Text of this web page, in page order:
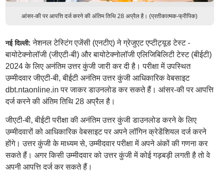
आंसर-की पर आपत्ति दर्ज करने की अंतिम तिथि 28 अप्रैल है। (प्रतीकात्मक-फ्रीपिक)
नई दिल्ली:नेशनल टेस्टिंग एजेंसी (एनटीए) ने ग्रेजुएट एप्टीट्यूड टेस्ट -
बायोटेक्नोलॉजी (जीएटी-बी) और बायोटेक्नोलॉजी एलिजिबिलिटी टेस्ट (बीईटी)
2024 के लिए अनंतिम उत्तर कुंजी जारी कर दी है। परीक्षा में उपस्थित
उम्मीदवार जीएटी-बी, बीईटी अनंतिम उत्तर कुंजी आधिकारिक वेबसाइट
dbt.ntaonline.in पर जाकर डाउनलोड कर सकते हैं। आंसर-की पर आपत्ति
दर्ज करने की अंतिम तिथि 28 अप्रैल है।
जीएटी-बी, बीईटी परीक्षा की अनंतिम उत्तर कुंजी डाउनलोड करने के लिए
उम्मीदवारों को आधिकारिक वेबसाइट पर अपने लॉगिन क्रेडेंशियल दर्ज करने
होंगे। उत्तर कुंजी के माध्यम से, उम्मीदवार परीक्षा में अपने अंकों की गणना कर
सकते हैं। अगर किसी उम्मीदवार को उत्तर कुंजी में कोई गड़बड़ी लगती है तो वे
अपनी आपत्ति दर्ज कर सकते हैं।